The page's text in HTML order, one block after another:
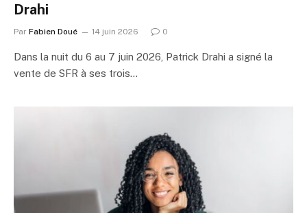
Drahi
Par Fabien Doué 14 juin 2026 0
Dans la nuit du 6 au 7 juin 2026, Patrick Drahi a signé la
vente de SFR à ses trois…